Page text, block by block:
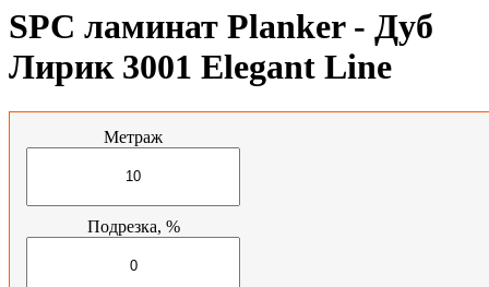
SPC ламинат Planker - Дуб
Лирик 3001 Elegant Line
Метраж
Подрезка, %